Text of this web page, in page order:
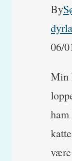
By
06/
Min